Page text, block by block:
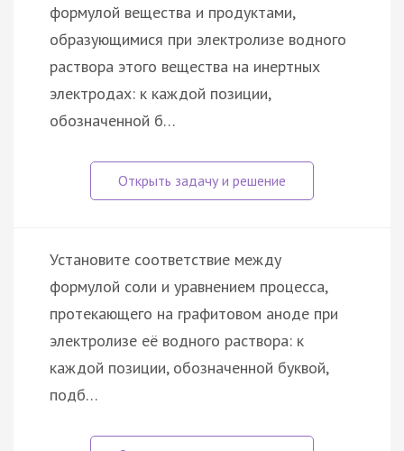
формулой вещества и продуктами,
образующимися при электролизе водного
раствора этого вещества на инертных
электродах: к каждой позиции,
обозначенной б…
Установите соответствие между
формулой соли и уравнением процесса,
протекающего на графитовом аноде при
электролизе её водного раствора: к
каждой позиции, обозначенной буквой,
подб…